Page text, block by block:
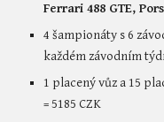
Ferrari 488 GTE,
4 šampionáty s 6
každém závodním
1 placený vůz a 15
= 5185 CZK